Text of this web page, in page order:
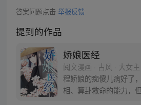
答案问题点击 举报反馈
提到的作品
娇娘医经
阅文漫画 · 古风 · 大女主
程娇娘的痴傻儿病好了
相、算卦救命的能力，